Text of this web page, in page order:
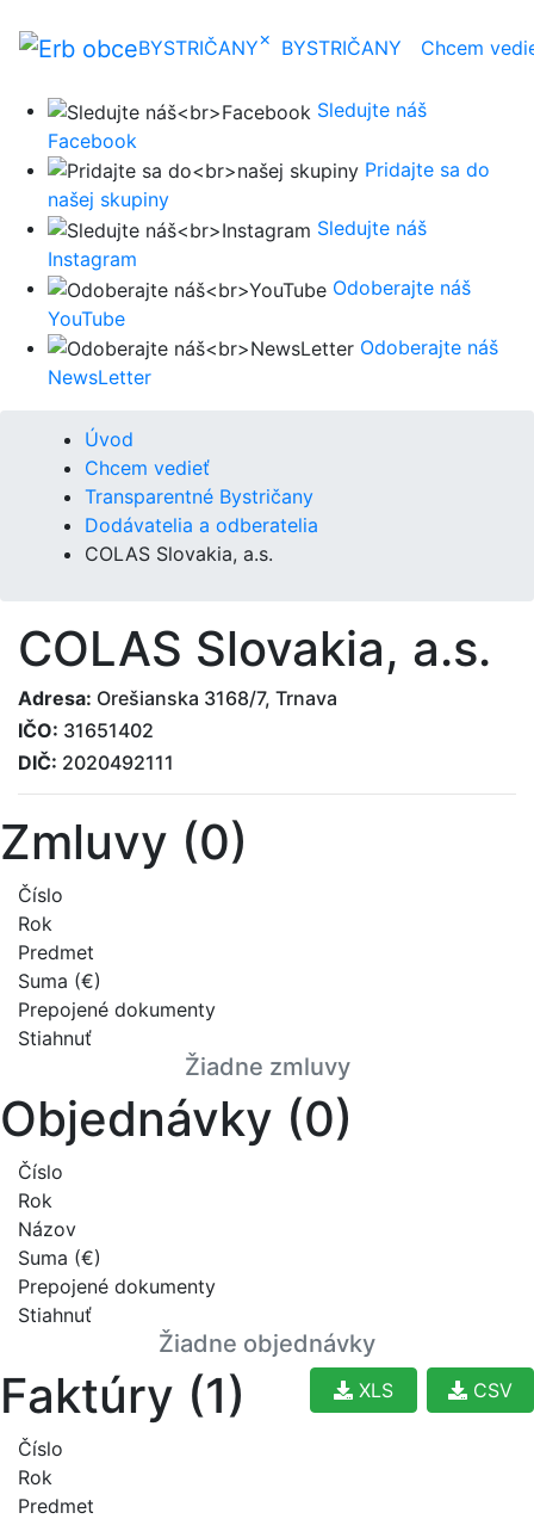
BYSTRIČANY× BYSTRIČANY Chcem
Sledujte náš
Facebook
Pridajte sa do
našej skupiny
Sledujte náš
Instagram
Odoberajte náš
YouTube
Odoberajte náš
NewsLetter
Úvod
Chcem vedieť
Transparentné Bystričany
Dodávatelia a odberatelia
COLAS Slovakia, a.s.
COLAS Slovakia, a.s.
Adresa: Orešianska 3168/7, Trnava
IČO: 31651402
DIČ: 2020492111
Zmluvy (0)
Číslo
Rok
Predmet
Suma (€)
Prepojené dokumenty
Stiahnuť
Žiadne zmluvy
Objednávky (0)
Číslo
Rok
Názov
Suma (€)
Prepojené dokumenty
Stiahnuť
Žiadne objednávky
Faktúry (1) CSV
XLS
Číslo
Rok
Predmet